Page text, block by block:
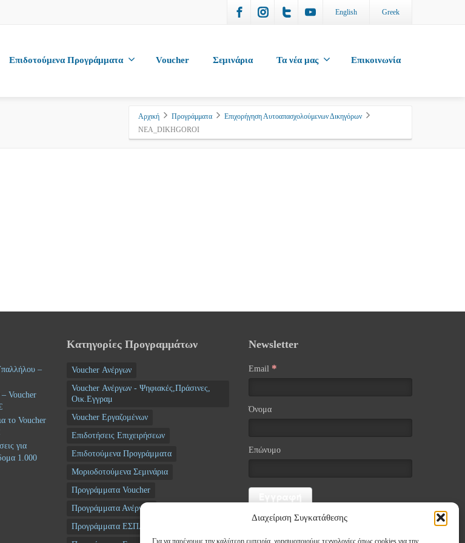
Διαχείριση Συγκατάθεσης
Για να παρέχουμε την καλύτερη εμπειρία, χρησιμοποιούμε τεχνολογίες όπως cookies για την
English Greek
Επιδοτούμενα Προγράμματα Voucher Σεμινάρια Τα νέα μας Επικοινωνία
Αρχική Προγράμματα
Επιχορήγηση Αυτοαπασχολούμενων Δικηγόρων
NEA_DIKHGOROI
–
– Voucher
το Voucher
για
1.000
Κατηγορίες Προγραμμάτων
Voucher Ανέργων
Voucher Ανέργων - Ψηφιακές,Πράσινες,
Οικ.Εγγραμ
Voucher Εργαζομένων
Επιδοτήσεις Επιχειρήσεων
Επιδοτούμενα Προγράμματα
Μοριοδοτούμενα Σεμινάρια
Προγράμματα Voucher
Προγράμματα Ανέργων
Προγράμματα ΕΣΠΑ
Newsletter
Email *
Όνομα
Επώνυμο